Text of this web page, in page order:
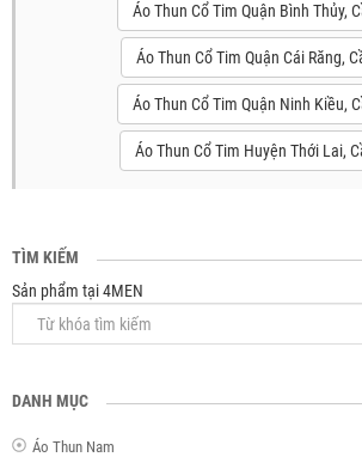
Áo Thun Cổ Tim Quận Bình Thủy,
Áo Thun Cổ Tim Quận Cái Răng,
Áo Thun Cổ Tim Quận Ninh Kiều,
Áo Thun Cổ Tim Huyện Thới Lai,
TÌM KIẾM
Sản phẩm tại 4MEN
DANH MỤC
Áo Thun Nam